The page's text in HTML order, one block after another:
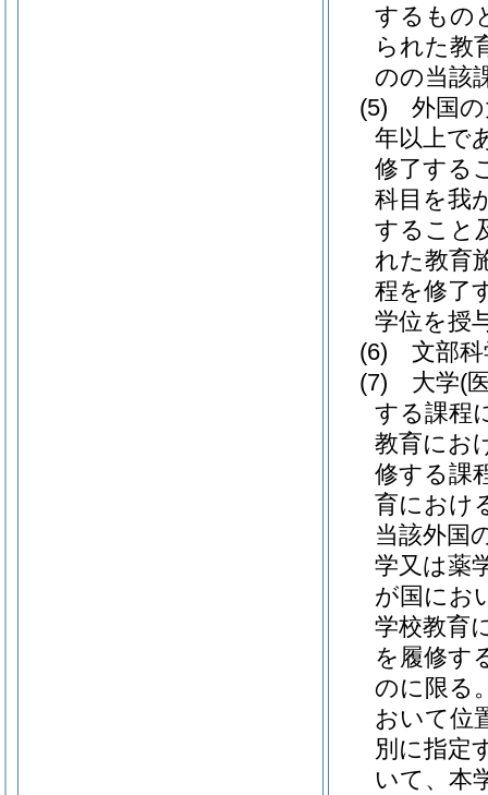
するもの
られた教
のの当該
(5)
外国
年以上で
修了する
科目を我
すること
れた教育
程を修了
学位を授
(6)
文部
(7)
大学(
する課程
教育にお
修する課
育におけ
当該外国
学又は薬
が国にお
学校教育
を履修す
のに限る
おいて位
別に指定
いて、本